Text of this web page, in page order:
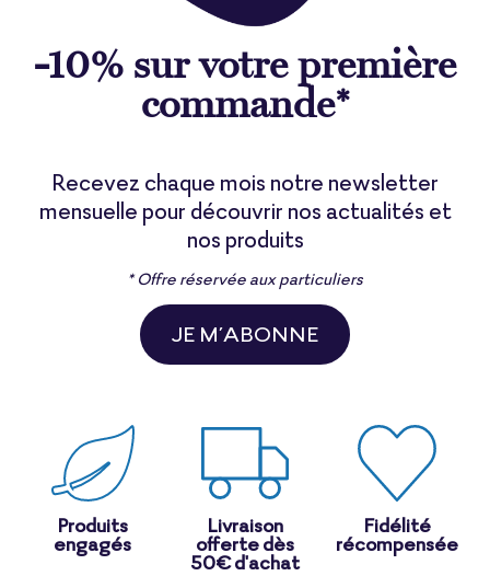
-10% sur votre première
commande*
Recevez chaque mois notre newsletter
mensuelle pour découvrir nos actualités et
nos produits
* Offre réservée aux particuliers
JE M’ABONNE
Produits
engagés
Livraison
offerte dès
50€ d'achat
Fidélité
récompensée